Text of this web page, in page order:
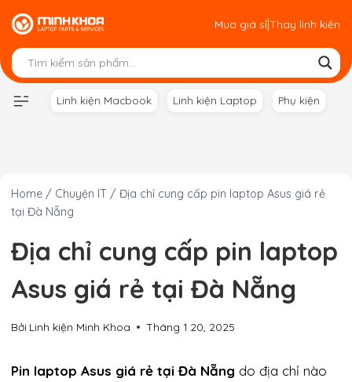
Skip
to
content
Mua giá sỉ|Thay linh kiện
Linh kiện Macbook Linh kiện Laptop Phụ kiện
Home / Chuyện IT / Địa chỉ cung cấp pin laptop Asus giá rẻ
tại Đà Nẵng
Địa chỉ cung cấp pin laptop
Asus giá rẻ tại Đà Nẵng
Bởi Linh kiện Minh Khoa Tháng 1 20, 2025
Pin laptop Asus giá rẻ tại Đà Nẵng do địa chỉ nào